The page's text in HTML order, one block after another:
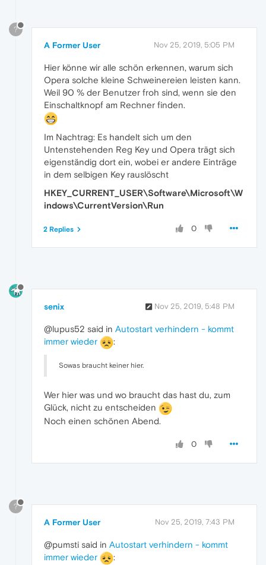
?
A Former User Nov 25, 2019, 5:05 PM
Hier könne wir alle schön erkennen, warum sich
Opera solche kleine Schweinereien leisten kann.
Weil 90 % der Benutzer froh sind, wenn sie den
Einschaltknopf am Rechner finden.
Im Nachtrag: Es handelt sich um den
Untenstehenden Reg Key und Opera trägt sich
eigenständig dort ein, wobei er andere Einträge
in dem selbigen Key rauslöscht
HKEY_CURRENT_USER\Software\Microsoft\W
indows\CurrentVersion\Run
0
2 Replies
senix Nov 25, 2019, 5:48 PM
@lupus52 said in Autostart verhindern - kommt
immer wieder
:
Sowas braucht keiner hier.
Wer hier was und wo braucht das hast du, zum
Glück, nicht zu entscheiden
Noch einen schönen Abend.
0
?
A Former User Nov 25, 2019, 7:43 PM
@pumsti said in Autostart verhindern - kommt
immer wieder
: